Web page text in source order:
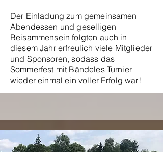
Der Einladung zum gemeinsamen
Abendessen und geselligen
Beisammensein folgten auch in
diesem Jahr erfreulich viele Mitglieder
und Sponsoren, sodass das
Sommerfest mit Bändeles Turnier
wieder einmal ein voller Erfolg war!